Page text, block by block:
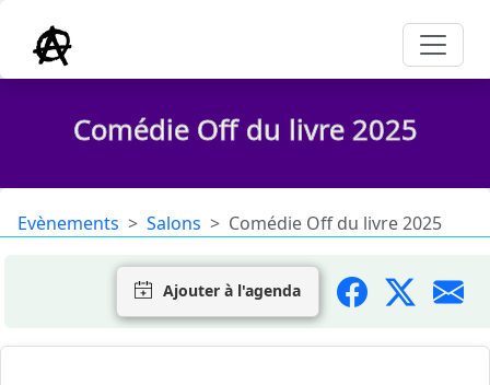
Comédie Off du livre 2025
Evènements Salons Comédie Off du livre 2025
Ajouter à l'agenda